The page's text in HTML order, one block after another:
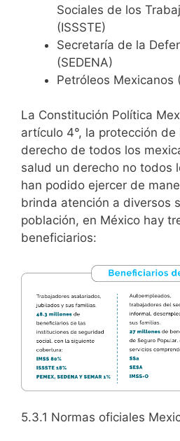
Sociales de los
(ISSSTE)
Secretaría de la
(SEDENA)
Petróleos Mexicanos
La Constitución Política
artículo 4°, la protección de
derecho de todos los
salud un derecho no todos
han podido ejercer de
brinda atención a diversos
población, en México hay
beneficiarios:
5.3.1 Normas oficiales